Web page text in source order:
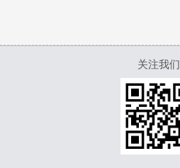
关注我们